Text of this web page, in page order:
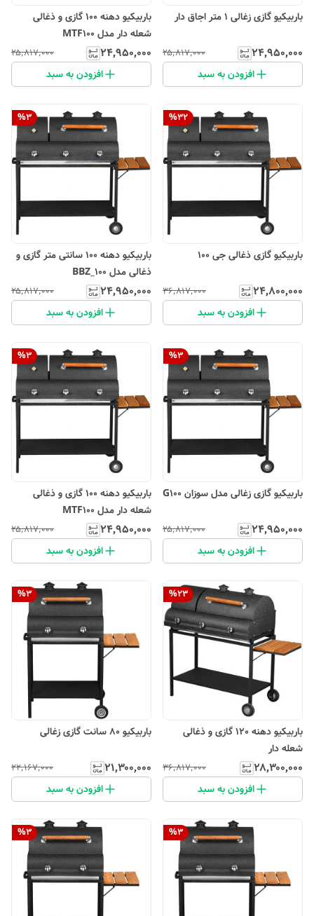
باربیکیو گازی زغالی 1 متر اجاق دار
۲۴٬۹۵۰٬۰۰۰ ۲۵٬۸۱۷٬۰۰۰
افزودن به سبد
باربیکیو دهنه 100 گازی و ذغالی
شعله دار مدل MTF100
۲۴٬۹۵۰٬۰۰۰ ۲۵٬۸۱۷٬۰۰۰
افزودن به سبد
%32
باربیکیو گازی ذغالی جی 100
۲۴٬۸۰۰٬۰۰۰ ۳۶٬۸۱۷٬۰۰۰
افزودن به سبد
%3
باربیکیو دهنه 100 سانتی متر گازی و
ذغالی مدل BBZ_100
۲۴٬۹۵۰٬۰۰۰ ۲۵٬۸۱۷٬۰۰۰
افزودن به سبد
%3
باربیکیو گازی زغالی مدل سوزان G100
۲۴٬۹۵۰٬۰۰۰ ۲۵٬۸۱۷٬۰۰۰
افزودن به سبد
%3
باربیکیو دهنه 100 گازی و ذغالی
شعله دار مدل MTF100
۲۴٬۹۵۰٬۰۰۰ ۲۵٬۸۱۷٬۰۰۰
افزودن به سبد
%23
باربیکیو دهنه 120 گازی و ذغالی
شعله دار
۲۸٬۳۰۰٬۰۰۰ ۳۶٬۸۱۷٬۰۰۰
افزودن به سبد
%3
باربیکیو 80 سانت گازی زغالی
۲۱٬۳۰۰٬۰۰۰ ۲۲٬۱۶۷٬۰۰۰
افزودن به سبد
%3
%3